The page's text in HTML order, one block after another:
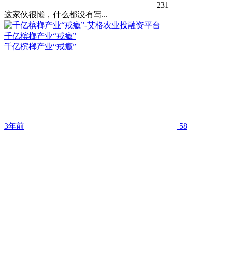
231
这家伙很懒，什么都没有写...
千亿槟榔产业“戒瘾”
千亿槟榔产业“戒瘾”
3年前 58